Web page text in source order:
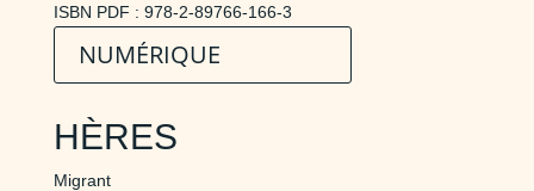
ISBN PDF : 978-2-89766-166-3
NUMÉRIQUE
HÈRES
Migrant